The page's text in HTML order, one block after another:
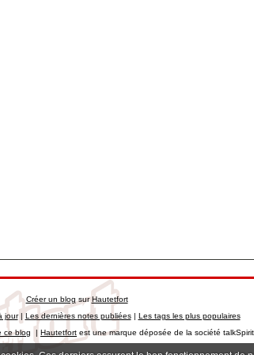
Créer un blog surHautetfort
jour|Les dernières notes publiées| Les tags les plus populaires
ce blog | Hautetfort est une marque déposée de la société